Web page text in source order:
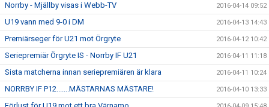
Norrby - Mjällby visas i Webb-TV 2016-04-14 09:52
U19 vann med 9-0 i DM 2016-04-13 14:43
Premiärseger för U21 mot Örgryte 2016-04-12 10:42
Seriepremiär Örgryte IS - Norrby IF U21 2016-04-11 11:18
Sista matcherna innan seriepremiären är klara 2016-04-11 10:24
NORRBY IF P12.......MÄSTARNAS MÄSTARE! 2016-04-10 13:33